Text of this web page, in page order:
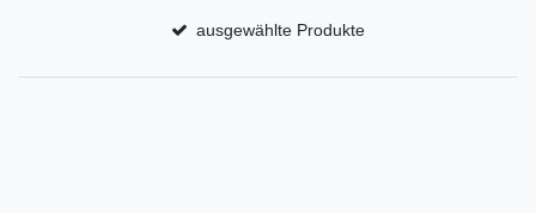
ausgewählte Produkte